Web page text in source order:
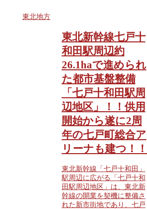
東北地方
東北新幹線七戸十
和田駅周辺約
26.1haで進められ
た都市基盤整備
「七戸十和田駅周
辺地区」！！供用
開始から遂に2周
年の七戸町総合ア
リーナも建つ！！
東北新幹線「七戸十和田」
駅周辺に広がる「七戸十和
田駅周辺地区」は、東北新
幹線の開業を契機に整備さ
れた新市街地であり、七戸